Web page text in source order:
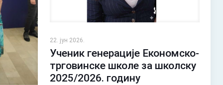
22. јун 2026.
Ученик генерације Економско-
трговинске школе за школску
2025/2026. годину